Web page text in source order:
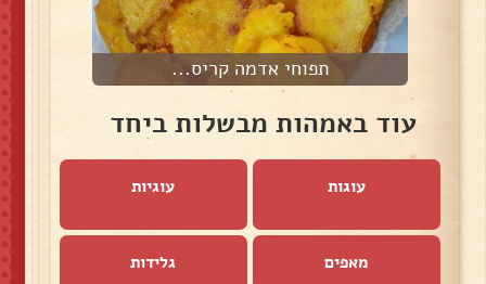
תפוחי אדמה קריס...
עוד באמהות מבשלות ביחד
עוגות עוגיות
מאפים גלידות